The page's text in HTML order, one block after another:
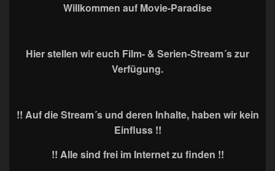
Willkommen auf Movie-Paradise
Hier stellen wir euch Film- & Serien-Stream´s zur
Verfügung.
!! Auf die Stream´s und deren Inhalte, haben wir kein
Einfluss !!
!! Alle sind frei im Internet zu finden !!